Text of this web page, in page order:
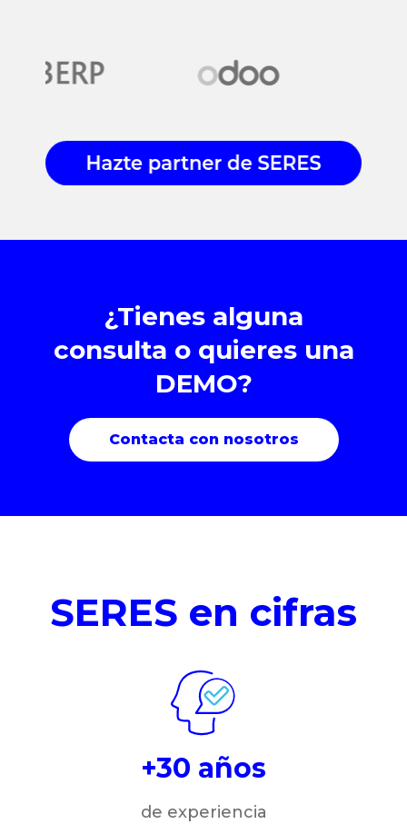
¿Tienes alguna
consulta o quieres una
DEMO?
Contacta con nosotros
SERES en cifras
+30 años
de experiencia